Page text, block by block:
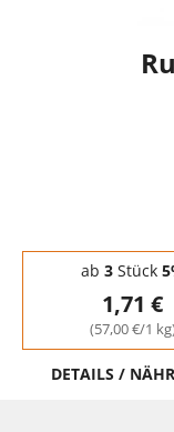
Staffelpreise -
ab 3Stück
1,71 €
(57,00 €/1
DETAILS /